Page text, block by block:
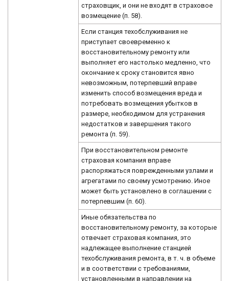
страховщик, и они не входят в страховое
возмещение (п. 58).
Если станция техобслуживания не
приступает своевременно к
восстановительному ремонту или
выполняет его настолько медленно, что
окончание к сроку становится явно
невозможным, потерпевший вправе
изменить способ возмещения вреда и
потребовать возмещения убытков в
размере, необходимом для устранения
недостатков и завершения такого
ремонта (п. 59).
При восстановительном ремонте
страховая компания вправе
распоряжаться поврежденными узлами и
агрегатами по своему усмотрению. Иное
может быть установлено в соглашении с
потерпевшим (п. 60).
Иные обязательства по
восстановительному ремонту, за которые
отвечает страховая компания, это
надлежащее выполнение станцией
техобслуживания ремонта, в т. ч. в объеме
и в соответствии с требованиями,
установленными в направлении на